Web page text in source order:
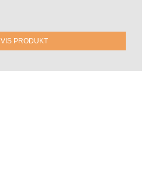
VIS PRODUKT